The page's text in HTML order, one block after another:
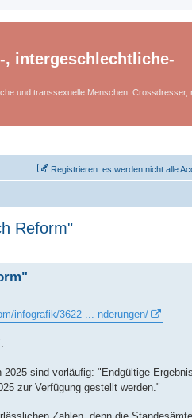
intergeschlechtliche-
und transsexuelle Menschen, Crossdresser,
Registrieren: es werden nicht alle
Reform"
infografik/3622 ... nderungen/
2025 sind vorläufig: "Endgültige
zur Verfügung gestellt werden."